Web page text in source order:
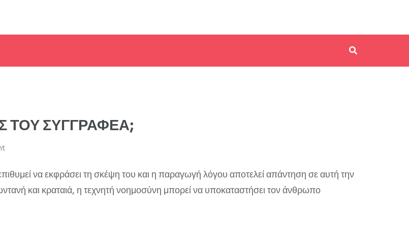
ΤΟΥ ΣΥΓΓΡΑΦΕΑ;
να εκφράσει τη σκέψη του και η παραγωγή λόγου αποτελεί απάντηση σε αυτή την
και κραταιά, η τεχνητή νοημοσύνη μπορεί να υποκαταστήσει τον άνθρωπο